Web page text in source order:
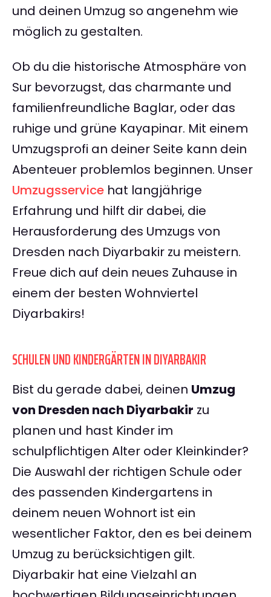
und deinen Umzug so angenehm wie
möglich zu gestalten.
Ob du die historische Atmosphäre von
Sur bevorzugst, das charmante und
familienfreundliche Baglar, oder das
ruhige und grüne Kayapinar. Mit einem
Umzugsprofi an deiner Seite kann dein
Abenteuer problemlos beginnen. Unser
Umzugsservice hat langjährige
Erfahrung und hilft dir dabei, die
Herausforderung des Umzugs von
Dresden nach Diyarbakir zu meistern.
Freue dich auf dein neues Zuhause in
einem der besten Wohnviertel
Diyarbakirs!
SCHULEN UND KINDERGÄRTEN IN DIYARBAKIR
Bist du gerade dabei, deinen Umzug
von Dresden nach Diyarbakir zu
planen und hast Kinder im
schulpflichtigen Alter oder Kleinkinder?
Die Auswahl der richtigen Schule oder
des passenden Kindergartens in
deinem neuen Wohnort ist ein
wesentlicher Faktor, den es bei deinem
Umzug zu berücksichtigen gilt.
Diyarbakir hat eine Vielzahl an